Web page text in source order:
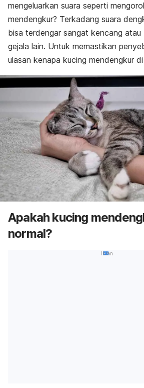
mengeluarkan suara seperti
mendengkur? Terkadang suara
bisa terdengar sangat kencang
gejala lain. Untuk memastikan
ulasan kenapa kucing mendengkur
Apakah kucing
normal?
Iklan